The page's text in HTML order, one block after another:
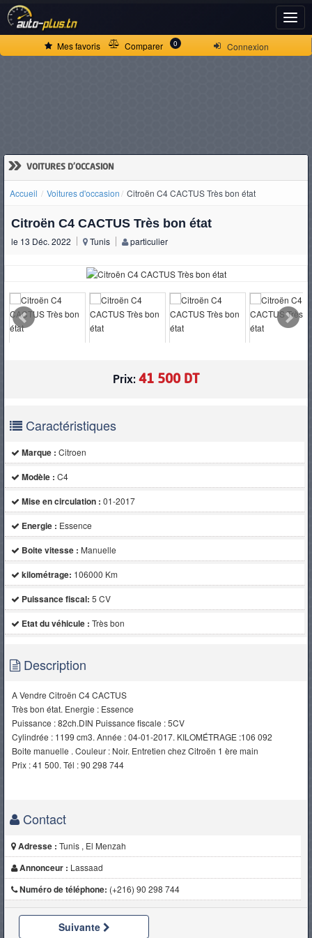
Connexion
Mes favoris Comparer 0
» VOITURES D'OCCASION
Accueil Voitures d'occasion Citroën C4 CACTUS Très bon état
Citroën C4 CACTUS Très bon état
le 13 Déc. 2022 Tunis particulier
Prix: 41 500 DT
Caractéristiques
Marque : Citroen
Modèle : C4
Mise en circulation : 01-2017
Energie : Essence
Boite vitesse : Manuelle
kilométrage: 106000 Km
Puissance fiscal: 5 CV
Etat du véhicule : Très bon
Description
A Vendre Citroën C4 CACTUS
Très bon état. Energie : Essence
Puissance : 82ch.DIN Puissance fiscale : 5CV
Cylindrée : 1199 cm3. Année : 04-01-2017. KILOMÉTRAGE :106 092
Boite manuelle . Couleur : Noir. Entretien chez Citroën 1 ère main
Prix : 41 500. Tél : 90 298 744
Contact
Adresse : Tunis , El Menzah
Annonceur : Lassaad
Numéro de téléphone: (+216) 90 298 744
Suivante
ACCUEIL
D'OCCASION
PNEUS